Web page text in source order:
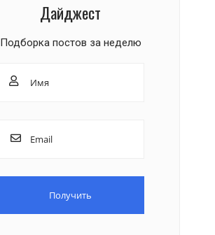
Дайджест
Подборка постов за неделю